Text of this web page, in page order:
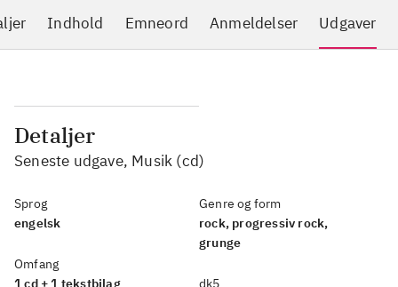
Indhold Emneord Anmeldelser Udgaver
Detaljer
Seneste udgave, Musik (cd)
Sprog
engelsk
Omfang
1 cd + 1 tekstbilag
Genre og form
rock, progressiv rock,
grunge
dk5